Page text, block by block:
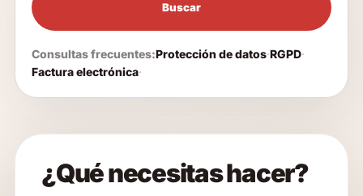
Buscar
Consultas frecuentes:Protección de datos·RGPD·
Factura electrónica·
¿Qué necesitas hacer?